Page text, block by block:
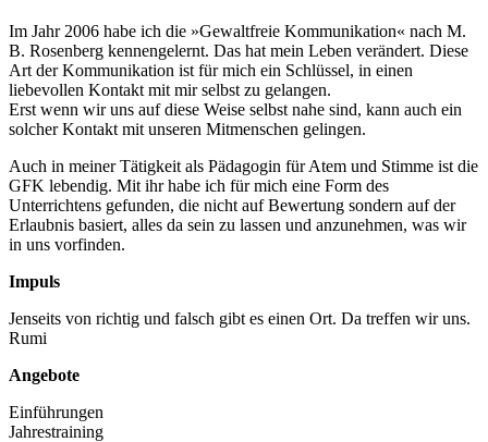
Im Jahr 2006 habe ich die »Gewaltfreie Kommunikation« nach M.
B. Rosenberg kennengelernt. Das hat mein Leben verändert. Diese
Art der Kommunikation ist für mich ein Schlüssel, in einen
liebevollen Kontakt mit mir selbst zu gelangen.
Erst wenn wir uns auf diese Weise selbst nahe sind, kann auch ein
solcher Kontakt mit unseren Mitmenschen gelingen.
Auch in meiner Tätigkeit als Pädagogin für Atem und Stimme ist die
GFK lebendig. Mit ihr habe ich für mich eine Form des
Unterrichtens gefunden, die nicht auf Bewertung sondern auf der
Erlaubnis basiert, alles da sein zu lassen und anzunehmen, was wir
in uns vorfinden.
Impuls
Jenseits von richtig und falsch gibt es einen Ort. Da treffen wir uns.
Rumi
Angebote
Einführungen
Jahrestraining